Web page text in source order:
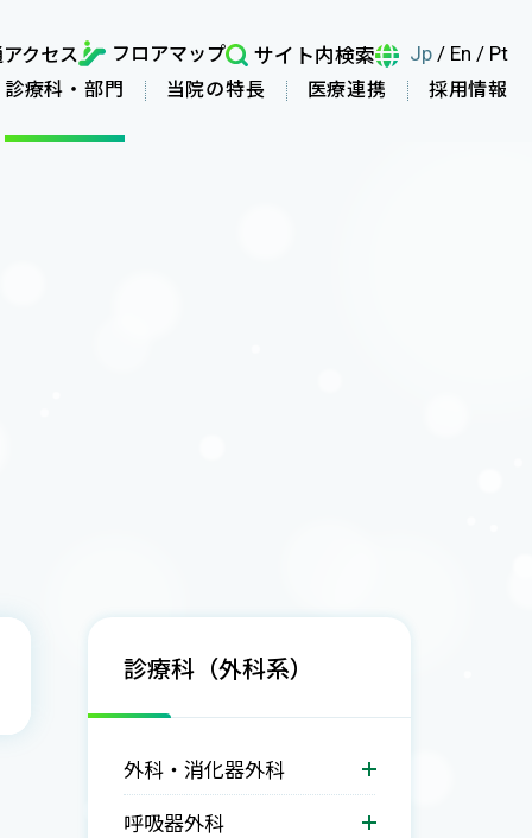
診療科・部門 当院の特長 医療連携 採用情報
クセス フロアマップ サイト内検索 Jp / En / Pt
診療科（外科系）
外科・消化器外科
呼吸器外科